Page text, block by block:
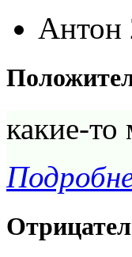
Антон
какие-